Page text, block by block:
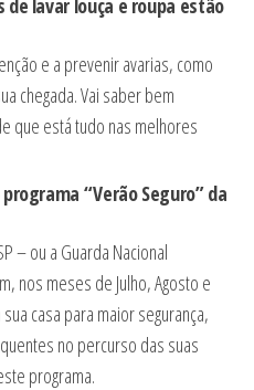
e a prevenir avarias, como
chegada. Vai saber bem
que está tudo nas melhores
“Verão Seguro” da
– ou a Guarda Nacional
nos meses de Julho, Agosto e
casa para maior segurança,
no percurso das suas
programa.